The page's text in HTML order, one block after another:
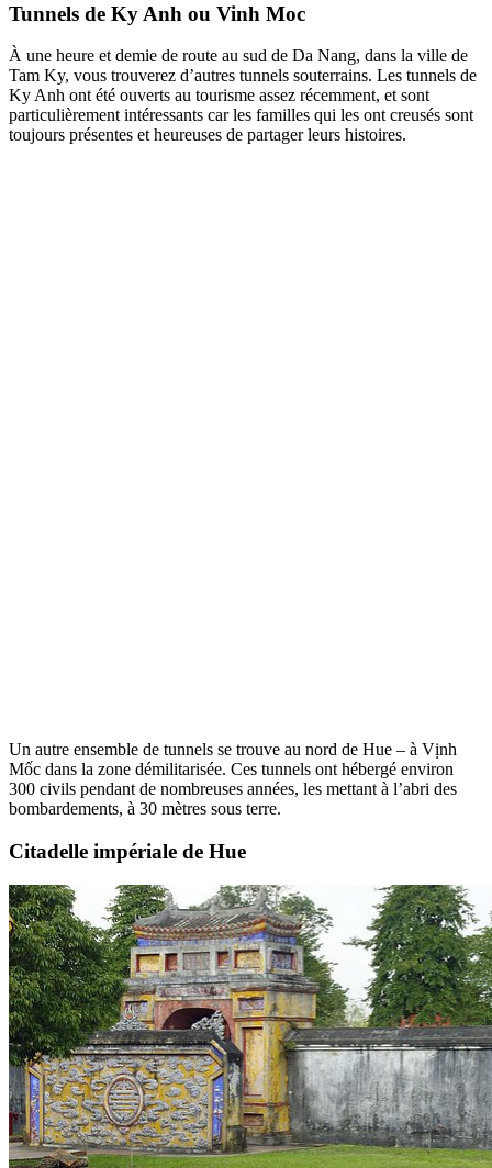
Tunnels de Ky Anh ou Vinh Moc
À une heure et demie de route au sud de Da Nang, dans la ville de
Tam Ky, vous trouverez d’autres tunnels souterrains. Les tunnels de
Ky Anh ont été ouverts au tourisme assez récemment, et sont
particulièrement intéressants car les familles qui les ont creusés sont
toujours présentes et heureuses de partager leurs histoires.
Un autre ensemble de tunnels se trouve au nord de Hue – à Vịnh
Mốc dans la zone démilitarisée. Ces tunnels ont hébergé environ
300 civils pendant de nombreuses années, les mettant à l’abri des
bombardements, à 30 mètres sous terre.
Citadelle impériale de Hue